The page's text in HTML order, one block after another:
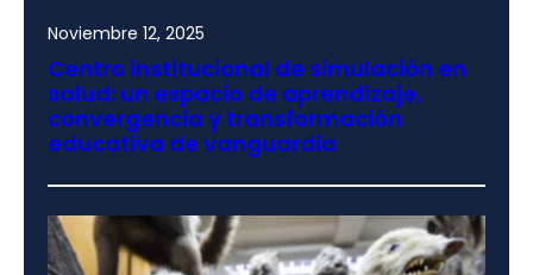
Noviembre 12, 2025
Centro institucional de simulación en
salud: un espacio de aprendizaje,
convergencia y transformación
educativa de vanguardia